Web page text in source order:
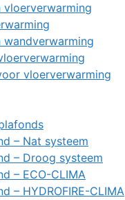
vloerverwarming
wandverwarming
vloerverwarming
– Nat systeem
– Droog systeem
– ECO-CLIMA
– HYDROFIRE-CLIMA